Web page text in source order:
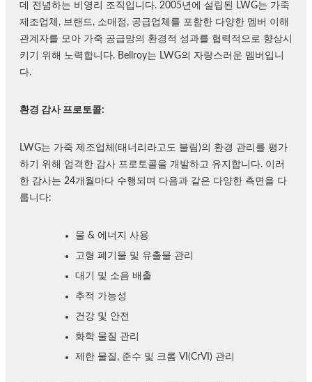
데 전념하는 비영리 조직입니다. 2005년에 설립된 LWG는 가죽
제조업체, 브랜드, 소매점, 공급업체를 포함한 다양한 멤버 이해
관계자를 모아 가죽 공급망의 환경적 성과를 협력적으로 향상시
키기 위해 노력합니다. Bellroy는 LWG의 자랑스러운 멤버입니
다.
환경 감사 프로토콜:
LWG는 가죽 제조업체(태너리라고도 불림)의 환경 관리를 평가
하기 위해 엄격한 감사 프로토콜을 개발하고 유지합니다. 이러
한 감사는 24개월마다 수행되며 다음과 같은 다양한 측면을 다
룹니다:
물 & 에너지 사용
고형 폐기물 및 유출물 관리
대기 및 소음 배출
추적 가능성
건강 및 안전
화학 물질 관리
제한 물질, 준수 및 크롬 VI(CrVI) 관리